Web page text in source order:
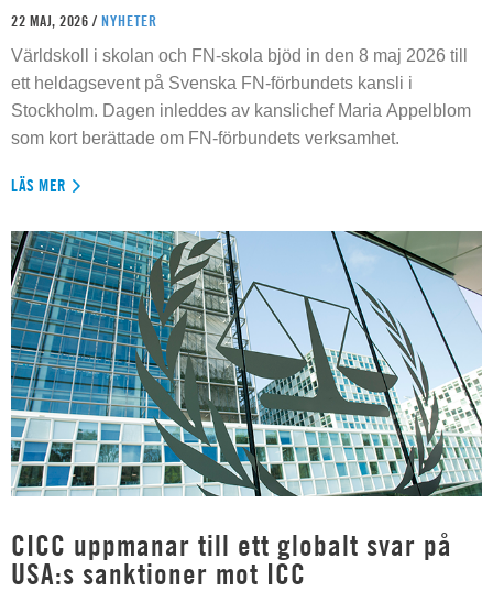
22 MAJ, 2026 / NYHETER
Världskoll i skolan och FN-skola bjöd in den 8 maj 2026 till
ett heldagsevent på Svenska FN-förbundets kansli i
Stockholm. Dagen inleddes av kanslichef Maria Appelblom
som kort berättade om FN-förbundets verksamhet.
LÄS MER
CICC uppmanar till ett globalt svar på
USA:s sanktioner mot ICC